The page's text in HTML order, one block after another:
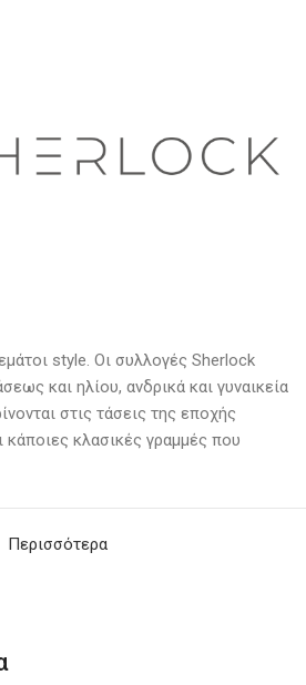
style. Οι συλλογές Sherlock
και ηλίου, ανδρικά και γυναικεία
στις τάσεις της εποχής
κλασικές γραμμές που
Περισσότερα